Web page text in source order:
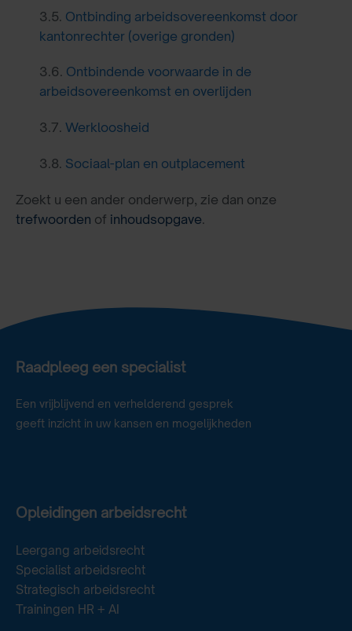
3.5. Ontbinding arbeidsovereenkomst door
kantonrechter (overige gronden)
3.6. Ontbindende voorwaarde in de
arbeidsovereenkomst en overlijden
3.7. Werkloosheid
3.8. Sociaal-plan en outplacement
Zoekt u een ander onderwerp, zie dan onze
trefwoorden of inhoudsopgave.
Raadpleeg een specialist
Een vrijblijvend en verhelderend gesprek
geeft inzicht in uw kansen en mogelijkheden
Opleidingen arbeidsrecht
Leergang arbeidsrecht
Specialist arbeidsrecht
Strategisch arbeidsrecht
Trainingen HR + AI